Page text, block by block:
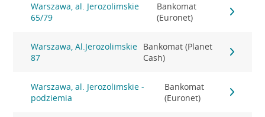
Warszawa, al. Jerozolimskie
65/79
Bankomat
(Euronet)
Warszawa, Al.Jerozolimskie
87
Bankomat (Planet
Cash)
Warszawa, al. Jerozolimskie -
podziemia
Bankomat
(Euronet)